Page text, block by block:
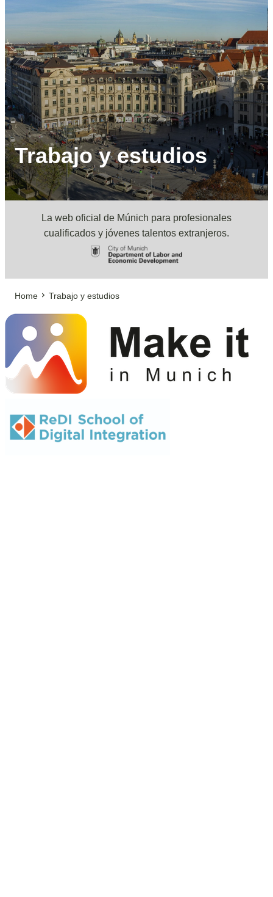
Trabajo y estudios
La web oficial de Múnich para profesionales
cualificados y jóvenes talentos extranjeros.
Home Trabajo y estudios